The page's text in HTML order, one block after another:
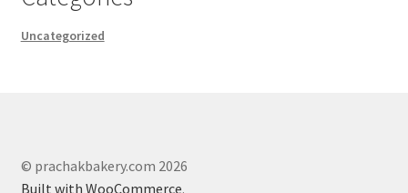
Uncategorized
© prachakbakery.com 2026
Built with WooCommerce.